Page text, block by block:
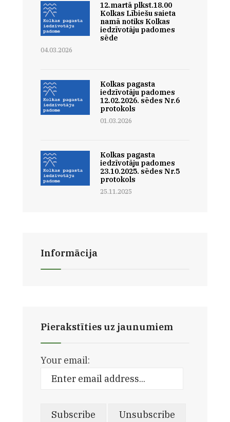
12.martā plkst.18.00
Kolkas Lībiešu saieta
namā notiks Kolkas
iedzīvotāju padomes
sēde
04.03.2026
Kolkas pagasta
iedzīvotāju padomes
12.02.2026. sēdes Nr.6
protokols
01.03.2026
Kolkas pagasta
iedzīvotāju padomes
23.10.2025. sēdes Nr.5
protokols
25.11.2025
Informācija
Pierakstīties uz jaunumiem
Your email: